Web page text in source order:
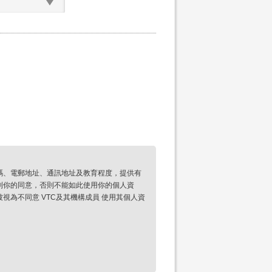
電郵地址、通訊地址及教育程度，提供有
的同意，否則不能如此使用你的個人資
為不同意 VTC及其機構成員 使用其個人資